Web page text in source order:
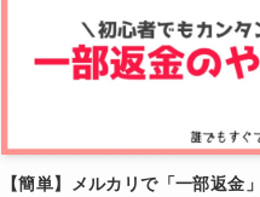
【簡単】メルカリで「一部返金